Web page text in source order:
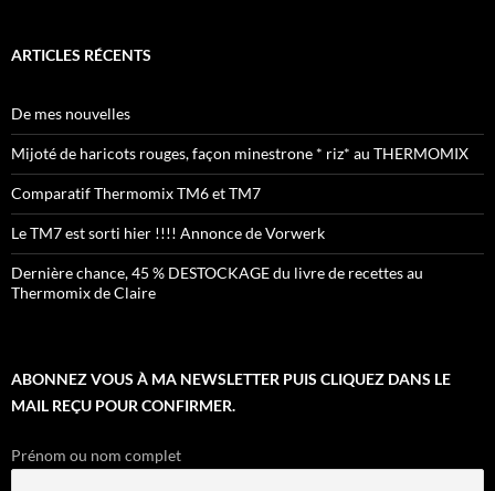
ARTICLES RÉCENTS
De mes nouvelles
Mijoté de haricots rouges, façon minestrone * riz* au THERMOMIX
Comparatif Thermomix TM6 et TM7
Le TM7 est sorti hier !!!! Annonce de Vorwerk
Dernière chance, 45 % DESTOCKAGE du livre de recettes au
Thermomix de Claire
ABONNEZ VOUS À MA NEWSLETTER PUIS CLIQUEZ DANS LE
MAIL REÇU POUR CONFIRMER.
Prénom ou nom complet